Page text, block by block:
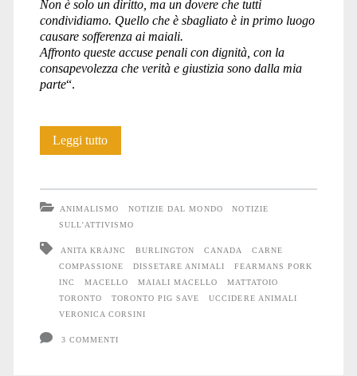
Non è solo un diritto, ma un dovere che tutti
condividiamo. Quello che è sbagliato è in primo luogo
causare sofferenza ai maiali.
Affronto queste accuse penali con dignità, con la
consapevolezza che verità e giustizia sono dalla mia
parte“.
Leggi tuttoColpevole
ANIMALISMO NOTIZIE DAL MONDO
NOTIZIE
SULL'ATTIVISMO
ANITA KRAJNC BURLINGTON CANADA
CARNE
COMPASSIONE
DISSETARE ANIMALI
FEARMANS PORK
INC
MACELLO MAIALI MACELLO
MATTATOIO
TORONTO
TORONTO PIG SAVE
UCCIDERE ANIMALI
VERONICA CORSINI
3 COMMENTI